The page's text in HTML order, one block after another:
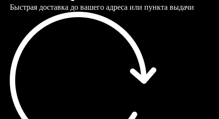
Быстрая доставка до вашего адреса или пункта выдачи